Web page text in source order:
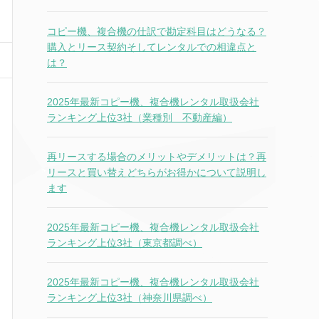
コピー機、複合機の仕訳で勘定科目はどうなる？
購入とリース契約そしてレンタルでの相違点と
は？
2025年最新コピー機、複合機レンタル取扱会社
ランキング上位3社（業種別 不動産編）
再リースする場合のメリットやデメリットは？再
リースと買い替えどちらがお得かについて説明し
ます
2025年最新コピー機、複合機レンタル取扱会社
ランキング上位3社（東京都調べ）
2025年最新コピー機、複合機レンタル取扱会社
ランキング上位3社（神奈川県調べ）